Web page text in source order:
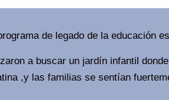
de legado de la educación
a buscar un jardín infantil
,y las familias se sentían